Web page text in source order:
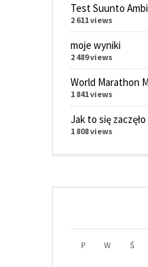
Test Suunto
2 611 views
moje wyniki
2 489 views
World Marathon
1 841 views
Jak to się zaczęło
1 808 views
P W Ś